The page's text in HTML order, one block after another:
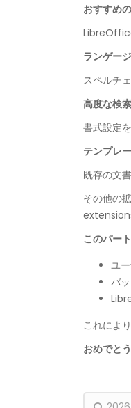
おすすめ
ランゲー
スペルチ
高度な検
書式設定
テンプレ
既存の文
その他の
このパー
ユ
バ
これによ
おめでと